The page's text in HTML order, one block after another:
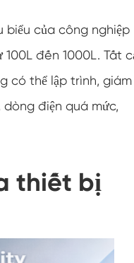
biểu của công nghiệp
đến 1000L. Tất
có thể lập trình, giám
điện quá mức,
thiết bị